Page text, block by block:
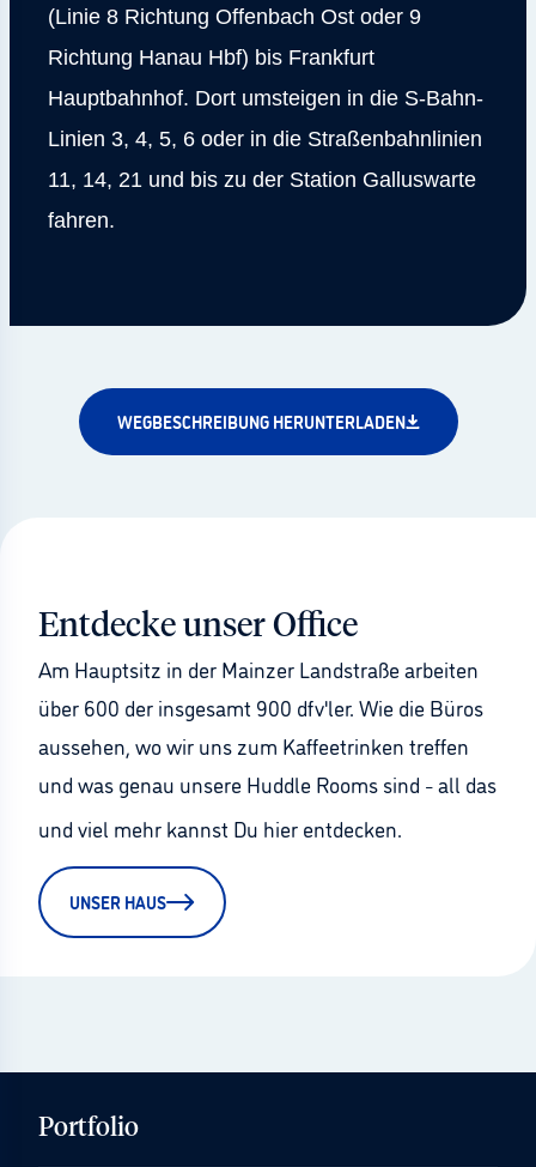
(Linie 8 Richtung Offenbach Ost oder 9
Richtung Hanau Hbf) bis Frankfurt
Hauptbahnhof. Dort umsteigen in die S-Bahn-
Linien 3, 4, 5, 6 oder in die Straßenbahnlinien
11, 14, 21 und bis zu der Station Galluswarte
fahren.
WEGBESCHREIBUNG HERUNTERLADEN
Entdecke unser Office
Am Hauptsitz in der Mainzer Landstraße arbeiten
über 600 der insgesamt 900 dfv'ler. Wie die Büros
aussehen, wo wir uns zum Kaffeetrinken treffen
und was genau unsere Huddle Rooms sind – all das
und viel mehr kannst Du hier entdecken.
UNSER HAUS
Portfolio